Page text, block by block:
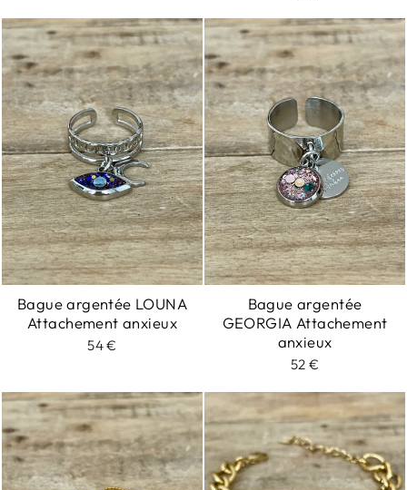
Bague argentée LOUNA
Attachement anxieux
54 €
Bague argentée
GEORGIA Attachement
anxieux
52 €